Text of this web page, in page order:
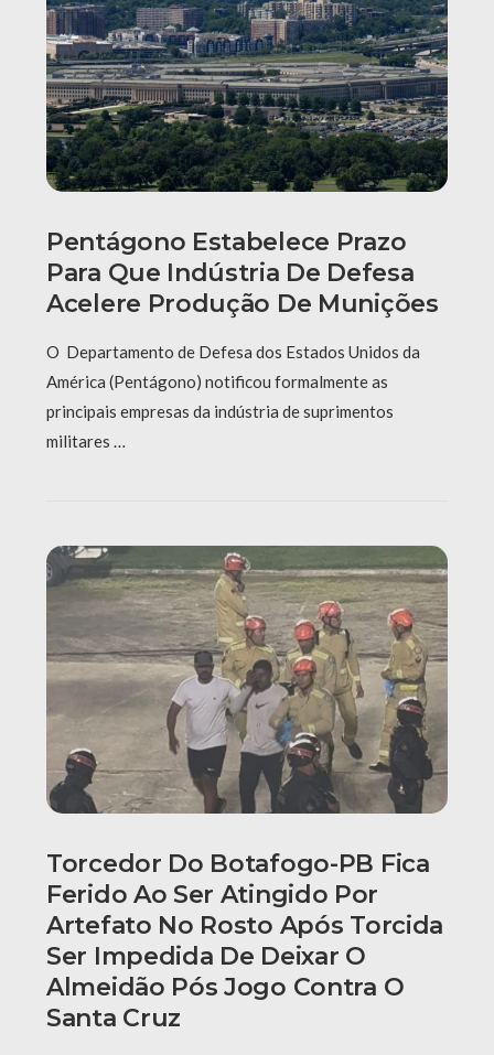
Pentágono Estabelece Prazo
Para Que Indústria De Defesa
Acelere Produção De Munições
O Departamento de Defesa dos Estados Unidos da
América (Pentágono) notificou formalmente as
principais empresas da indústria de suprimentos
militares …
Torcedor Do Botafogo-PB Fica
Ferido Ao Ser Atingido Por
Artefato No Rosto Após Torcida
Ser Impedida De Deixar O
Almeidão Pós Jogo Contra O
Santa Cruz